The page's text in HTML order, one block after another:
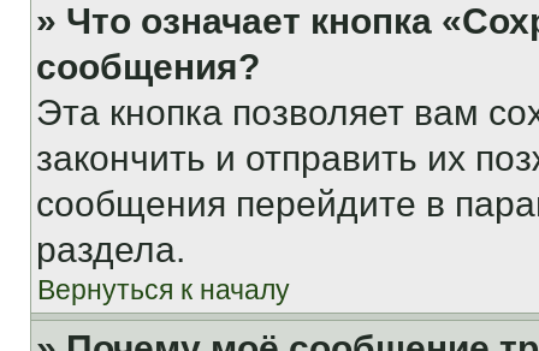
» Что означает кнопка
сообщения?
Эта кнопка позволяет вам
закончить и отправить их
сообщения перейдите в
раздела.
Вернуться к началу